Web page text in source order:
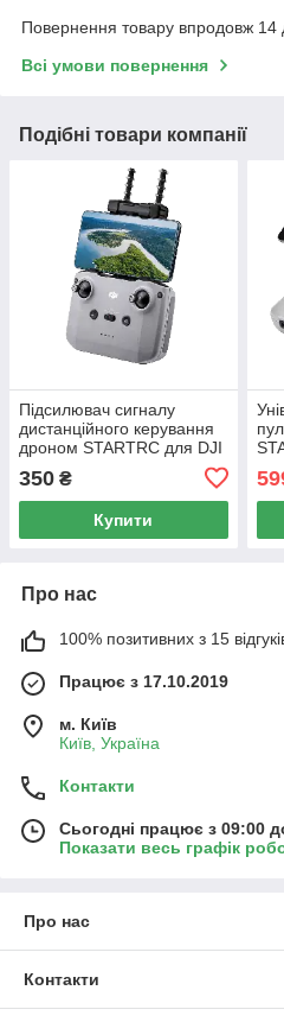
Повернення товару впродовж 14
Всі умови повернення
Подібні товари компанії
Підсилювач сигналу
дистанційного керування
дроном STARTRC для DJI
350 ₴
Купити
Про нас
100% позитивних з 15
Працює з 17.10.2019
м. Київ
Київ, Україна
Контакти
Сьогодні працює з 09:00
Показати весь графік
Про нас
Контакти